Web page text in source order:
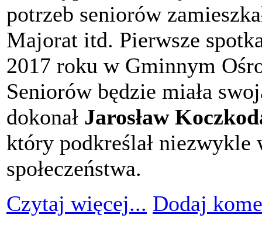
potrzeb seniorów
Majorat itd. Pierwsze
2017 roku w Gminnym
Seniorów będzie miała
dokonał Jarosław
który podkreślał
społeczeństwa.
Czytaj więcej... Dodaj